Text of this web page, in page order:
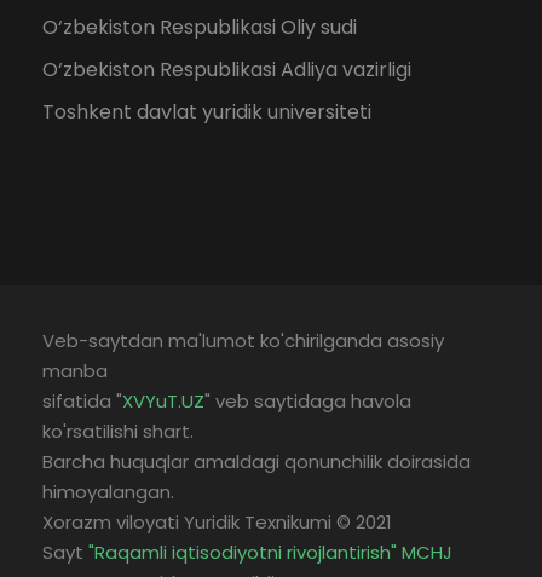
O‘zbekiston Respublikasi Oliy sudi
O‘zbekiston Respublikasi Adliya vazirligi
Toshkent davlat yuridik universiteti
Veb-saytdan ma'lumot ko'chirilganda asosiy
manba
sifatida "XVYuT.UZ" veb saytidaga havola
ko'rsatilishi shart.
Barcha huquqlar amaldagi qonunchilik doirasida
himoyalangan.
Xorazm viloyati Yuridik Texnikumi © 2021
Sayt "Raqamli iqtisodiyotni rivojlantirish" MCHJ